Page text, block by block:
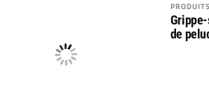
de